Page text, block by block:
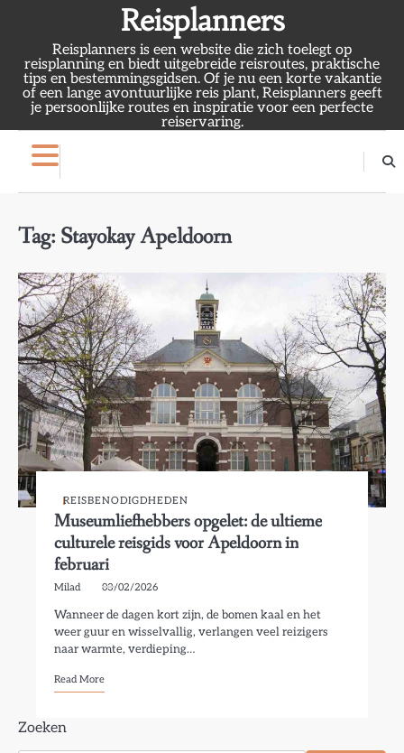
Reisplanners
Reisplanners is een website die zich toelegt op
reisplanning en biedt uitgebreide reisroutes, praktische
tips en bestemmingsgidsen. Of je nu een korte vakantie
of een lange avontuurlijke reis plant, Reisplanners geeft
je persoonlijke routes en inspiratie voor een perfecte
reiservaring.
Tag: Stayokay Apeldoorn
REISBENODIGDHEDEN
Museumliefhebbers opgelet: de ultieme
culturele reisgids voor Apeldoorn in
februari
Milad 03/02/2026
Wanneer de dagen kort zijn, de bomen kaal en het
weer guur en wisselvallig, verlangen veel reizigers
naar warmte, verdieping…
Read More
Zoeken